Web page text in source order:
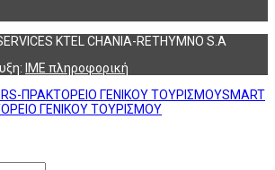
KTEL CHANIA-RETHYMNO S.A
ΙΜΕ πληροφορική
SMART
ΓΕΝΙΚΟΥ ΤΟΥΡΙΣΜΟΥ